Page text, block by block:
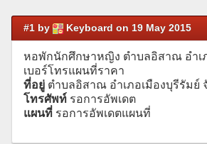
#1 by Keyboard on 19 May 2015
หอพักนักศึกษาหญิง ตำบลอิสาณ อำเ
เบอร์โทรแผนที่ราคา
ที่อยู่ ตำบลอิสาณ อำเภอเมืองบุรีรัมย์
โทรศัพท์ รอการอัพเดต
แผนที่ รอการอัพเดตแผนที่